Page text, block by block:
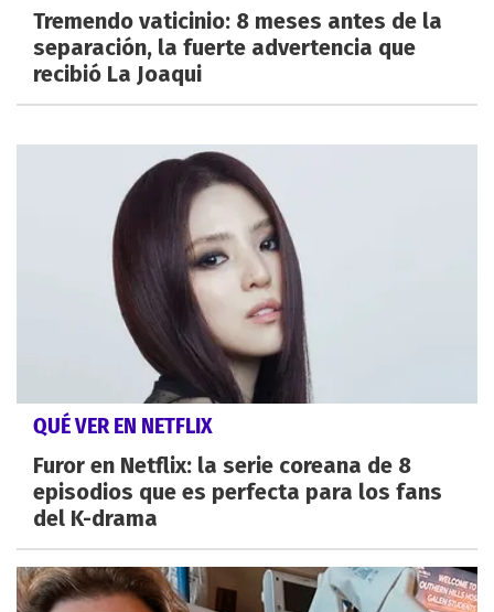
Tremendo vaticinio: 8 meses antes de la
separación, la fuerte advertencia que
recibió La Joaqui
QUÉ VER EN NETFLIX
Furor en Netflix: la serie coreana de 8
episodios que es perfecta para los fans
del K-drama